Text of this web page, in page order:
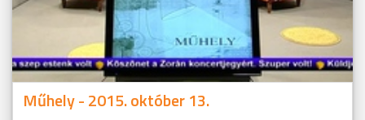
Műhely - 2015. október 13.